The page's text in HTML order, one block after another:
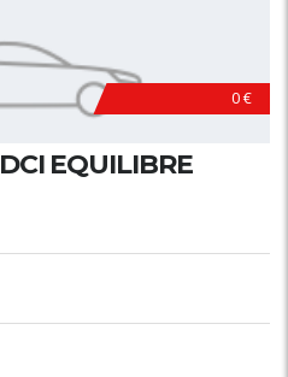
0 €
EQUILIBRE